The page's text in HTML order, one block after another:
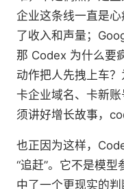
企业这条线一直是
了收入和声量；
那 Codex 为什么要
动作把人先拽上车
卡企业域名、卡新
须讲好增长故事，
也正因为这样，
“追赶”。它不是模
中了一个更现实的